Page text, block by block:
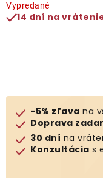
Dáždniky
Kolekcia
Predávané
Vypredané
14 dní na
-5% zľava na
Doprava
30 dní na
Konzultácia s